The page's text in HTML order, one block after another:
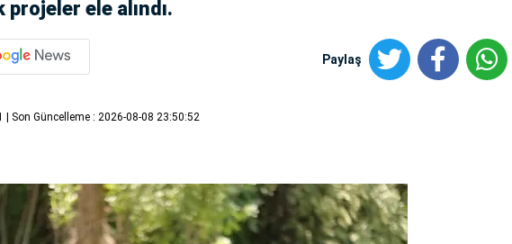
ele alındı.
Paylaş
| Son Güncelleme : 2026-08-08 23:50:52